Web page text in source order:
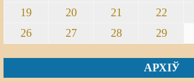
19
20 21 22
26
27 28 29
АРХІЎ